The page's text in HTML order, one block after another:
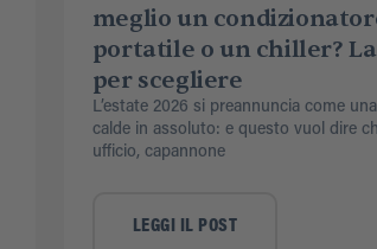
meglio un
portatile o un chiller?
per scegliere
L’estate 2026 si preannuncia come
calde in assoluto: e questo vuol dire
ufficio, capannone
LEGGI IL POST